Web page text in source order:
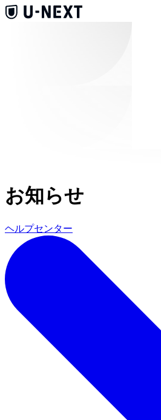
お知らせ
ヘルプセンター